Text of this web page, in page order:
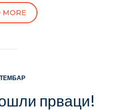
MORE
прваци!